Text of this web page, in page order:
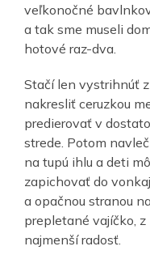
veľkonočné
a tak sme museli
hotové raz-dva.
Stačí len vystrihnúť
nakresliť ceruzkou
predierovať v
strede. Potom
na tupú ihlu a deti
zapichovať do
a opačnou stranou
prepletané vajíčko,
najmenší radosť.